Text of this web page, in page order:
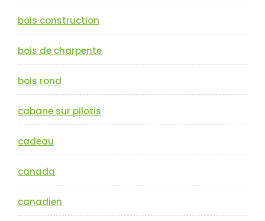
bois construction
bois de charpente
bois rond
cabane sur pilotis
cadeau
canada
canadien